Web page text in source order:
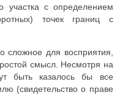
участка с определением
точек границ с
сложное для восприятия,
смысл. Несмотря на
быть казалось бы все
(свидетельство о праве